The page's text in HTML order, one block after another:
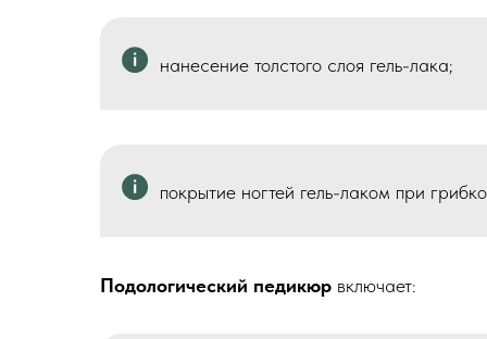
нанесение толстого слоя гель-лака;
покрытие ногтей гель-лаком при
Подологический педикюр включает: